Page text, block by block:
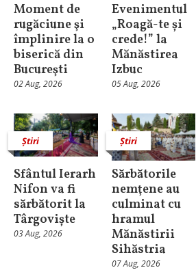
Moment de
rugăciune şi
împlinire la o
biserică din
Bucureşti
02 Aug, 2026
Evenimentul
„Roagă-te și
crede!” la
Mănăstirea
Izbuc
05 Aug, 2026
Știri
Sfântul Ierarh
Nifon va fi
sărbătorit la
Târgoviște
03 Aug, 2026
Știri
Sărbătorile
nemţene au
culminat cu
hramul
Mănăstirii
Sihăstria
07 Aug, 2026